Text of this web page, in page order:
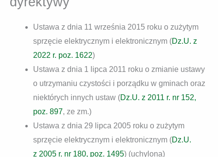
Ustawa z dnia 11 września 2015 roku o zużytym
sprzęcie elektrycznym i elektronicznym (Dz.U. z
2022 r. poz. 1622)
Ustawa z dnia 1 lipca 2011 roku o zmianie ustawy
o utrzymaniu czystości i porządku w gminach oraz
niektórych innych ustaw (Dz.U. z 2011 r. nr 152,
poz. 897, ze zm.)
Ustawa z dnia 29 lipca 2005 roku o zużytym
sprzęcie elektrycznym i elektronicznym (Dz.U.
z 2005 r. nr 180, poz. 1495) (uchylona)